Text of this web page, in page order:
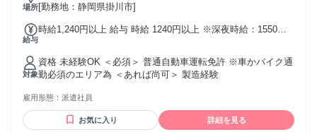
場所駅・菊川駅から車30分
[勤務地：静岡県掛川市]
給与
時給1,240円以上 給与 時給 1240円以上 ※深夜時給：1550円
支給
対象
資格 未経験OK ＜必須＞ 普通自動車運転免許 ※車かバイク通
勤必須のエリア為 ＜あれば尚可＞ 製造経験
雇用形態： 派遣社員
お気に入り 詳細を見る